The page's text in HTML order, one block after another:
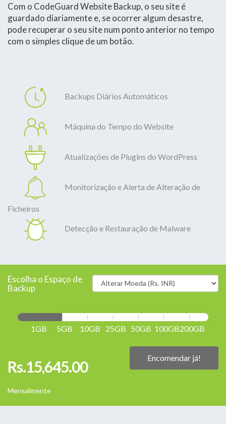
Com o CodeGuard Website Backup, o seu site é
guardado diariamente e, se ocorrer algum desastre,
pode recuperar o seu site num ponto anterior no tempo
com o simples clique de um botão.
Backups Diários Automáticos
Máquina do Tempo do Website
Atualizações de Plugins do WordPress
Monitorização e Alerta de Alteração de
Ficheiros
Detecção e Restauração de Malware
Escolha o Espaço de
Backup
1GB 5GB 10GB 25GB 50GB 100GB200GB
Rs.15,645.00
Mensalmente
Encomendar já!